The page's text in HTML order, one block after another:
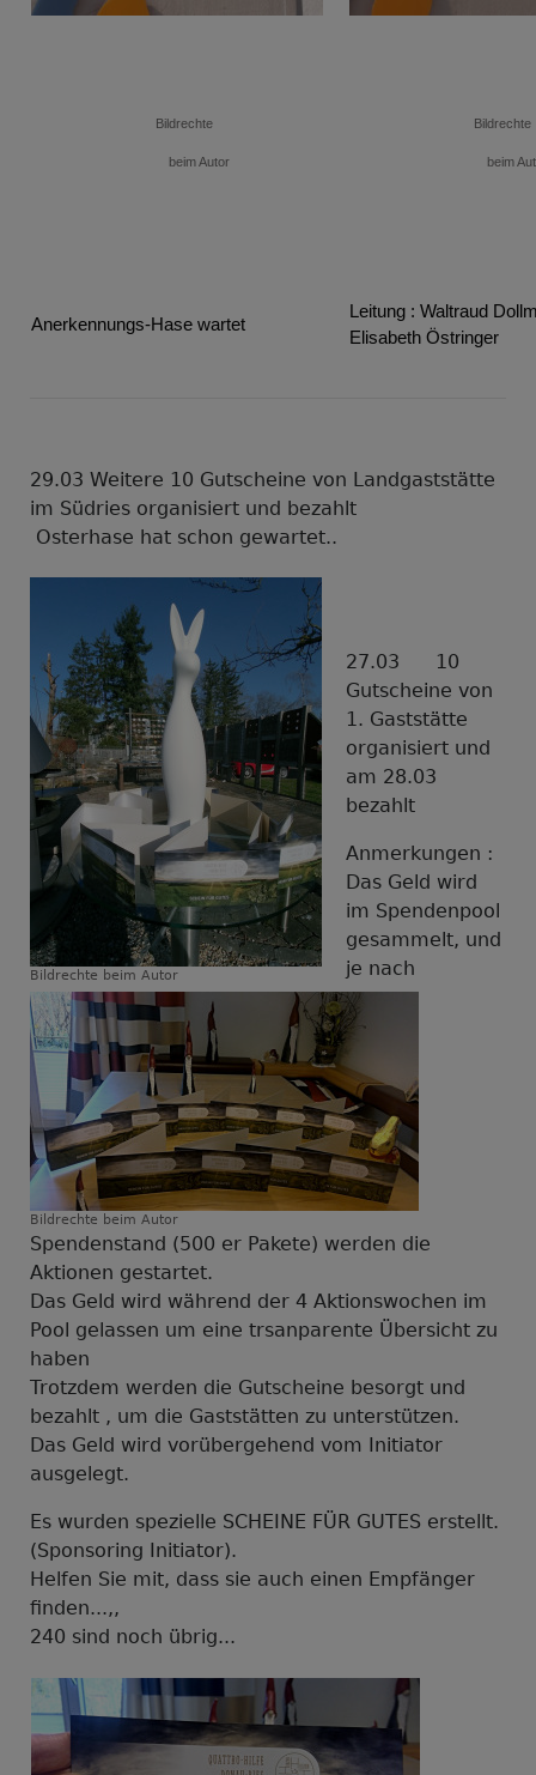
Bildrechte
beim Autor
Bildrechte
beim
Anerkennungs-Hase wartet
Leitung : Waltraud
Elisabeth Östringer
29.03 Weitere 10 Gutscheine von Landgaststätte
im Südries organisiert und bezahlt
Osterhase hat schon gewartet..
Bildrechte beim Autor
27.03 10
Gutscheine von
1. Gaststätte
organisiert und
am 28.03
bezahlt
Bildrechte beim Autor
Anmerkungen :
Das Geld wird
im Spendenpool
gesammelt, und
je nach
Spendenstand (500 er Pakete) werden die
Aktionen gestartet.
Das Geld wird während der 4 Aktionswochen im
Pool gelassen um eine trsanparente Übersicht zu
haben
Trotzdem werden die Gutscheine besorgt und
bezahlt , um die Gaststätten zu unterstützen.
Das Geld wird vorübergehend vom Initiator
ausgelegt.
Es wurden spezielle SCHEINE FÜR GUTES erstellt.
(Sponsoring Initiator).
Helfen Sie mit, dass sie auch einen Empfänger
finden...,,
240 sind noch übrig...